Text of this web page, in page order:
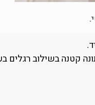
קטנה בשילוב רגלים